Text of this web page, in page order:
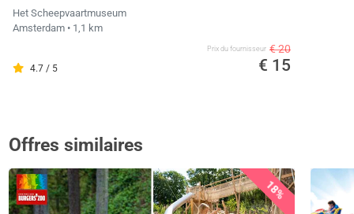
Het Scheepvaartmuseum
Amsterdam • 1,1 km
4.7 / 5
Prix ​​du fournisseur € 20
€ 15
Offres similaires
18%